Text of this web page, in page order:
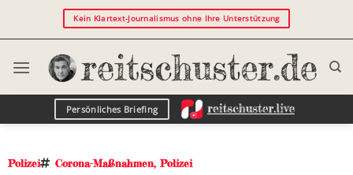
Kein Klartext-Journalismus ohne Ihre Unterstützung
Persönliches Briefing
Polizei Corona-Maßnahmen,Polizei